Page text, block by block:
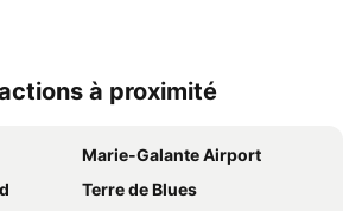
à proximité
Marie-Galante Airport
Terre de Blues